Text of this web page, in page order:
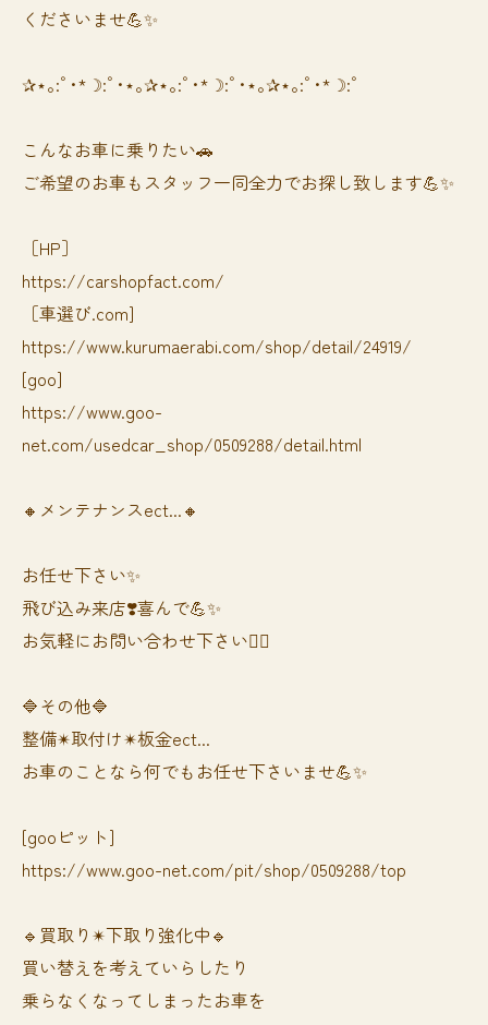
くださいませ💪✨
✰⋆｡:ﾟ･*☽:ﾟ･⋆｡✰⋆｡:ﾟ･*☽:ﾟ･⋆｡✰⋆｡:ﾟ･*☽:ﾟ
⁡⁡⁡こんなお車に乗りたい🚗
ご希望のお車もスタッフ一同全力でお探し致します💪✨
［HP］
https://carshopfact.com/
［車選び.com]
https://www.kurumaerabi.com/shop/detail/24919/
[goo]
https://www.goo-
net.com/usedcar_shop/0509288/detail.html
🔸メンテナンスect...🔸
お任せ下さい✨
飛び込み来店❣️喜んで💪✨
お気軽にお問い合わせ下さい🙆‍♀️
🔷その他🔷
整備✴︎取付け✴︎板金ect...
お車のことなら何でもお任せ下さいませ💪✨
[gooピット]
https://www.goo-net.com/pit/shop/0509288/top
🔹買取り✴︎下取り強化中🔹
買い替えを考えていらしたり
乗らなくなってしまったお車を